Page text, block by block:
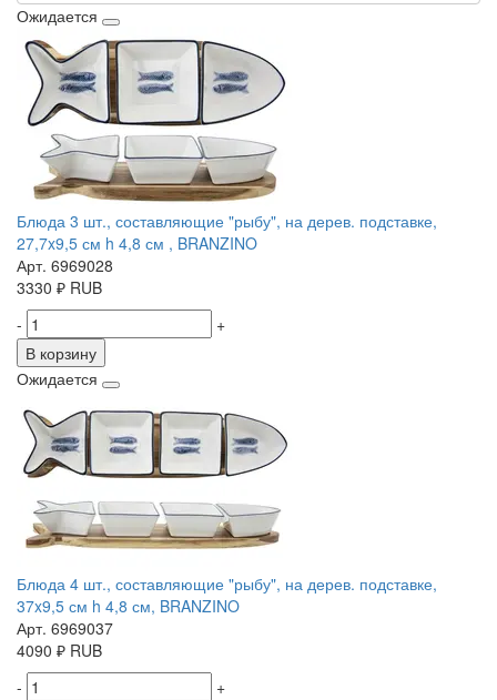
Ожидается
Блюда 3 шт., составляющие "рыбу", на дерев. подставке,
27,7x9,5 см h 4,8 см , BRANZINO
Арт. 6969028
3330 ₽ RUB
-
+
В корзину
Ожидается
Блюда 4 шт., составляющие "рыбу", на дерев. подставке,
37x9,5 см h 4,8 см, BRANZINO
Арт. 6969037
4090 ₽ RUB
-
+